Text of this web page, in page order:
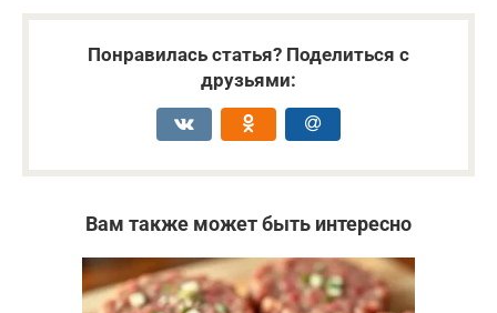
Понравилась статья? Поделиться с
друзьями:
Вам также может быть интересно